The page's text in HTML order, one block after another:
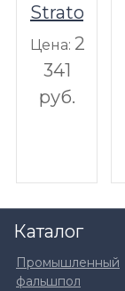
Stratos
9111
Цена: 2
341
руб.
Каталог
Промышленный
фальшпол